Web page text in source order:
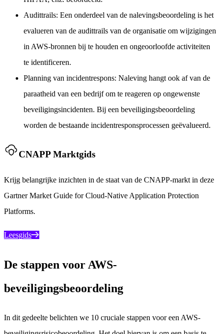
Audittrails: Een onderdeel van de nalevingsbeoordeling is het
evalueren van de audittrails van de organisatie om wijzigingen
in AWS-bronnen bij te houden en ongeoorloofde activiteiten
te identificeren.
Planning van incidentrespons: Naleving hangt ook af van de
paraatheid van een bedrijf om te reageren op ongewenste
beveiligingsincidenten. Bij een beveiligingsbeoordeling
worden de bestaande incidentresponsprocessen geëvalueerd.
CNAPP Marktgids
Krijg belangrijke inzichten in de staat van de CNAPP-markt in deze
Gartner Market Guide for Cloud-Native Application Protection
Platforms.
Leesgids
De stappen voor AWS-
beveiligingsbeoordeling
In dit gedeelte belichten we 10 cruciale stappen voor een AWS-